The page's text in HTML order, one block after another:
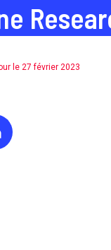
le 27 février 2023
sur Linkedin